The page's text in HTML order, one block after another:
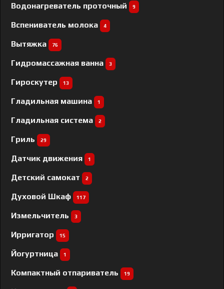
Водонагреватель проточный 9
Вспениватель молока 4
Вытяжка 76
Гидромассажная ванна 3
Гироскутер 13
Гладильная машина 1
Гладильная система 2
Гриль 29
Датчик движения 1
Детский самокат 2
Духовой Шкаф 117
Измельчитель 3
Ирригатор 15
Йогуртница 1
Компактный отпариватель 19